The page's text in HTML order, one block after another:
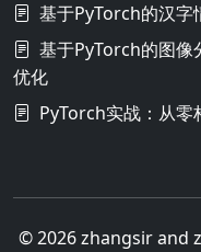
基于PyTorch的汉字
基于PyTorch的图像
优化
PyTorch实战：从零
© 2026 zhangsir and